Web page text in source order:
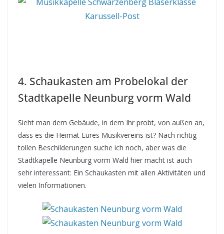
4. Schaukasten am Probelokal der
Stadtkapelle Neunburg vorm Wald
Sieht man dem Gebäude, in dem Ihr probt, von außen an,
dass es die Heimat Eures Musikvereins ist? Nach richtig
tollen Beschilderungen suche ich noch, aber was die
Stadtkapelle Neunburg vorm Wald hier macht ist auch
sehr interessant: Ein Schaukasten mit allen Aktivitäten und
vielen Informationen.